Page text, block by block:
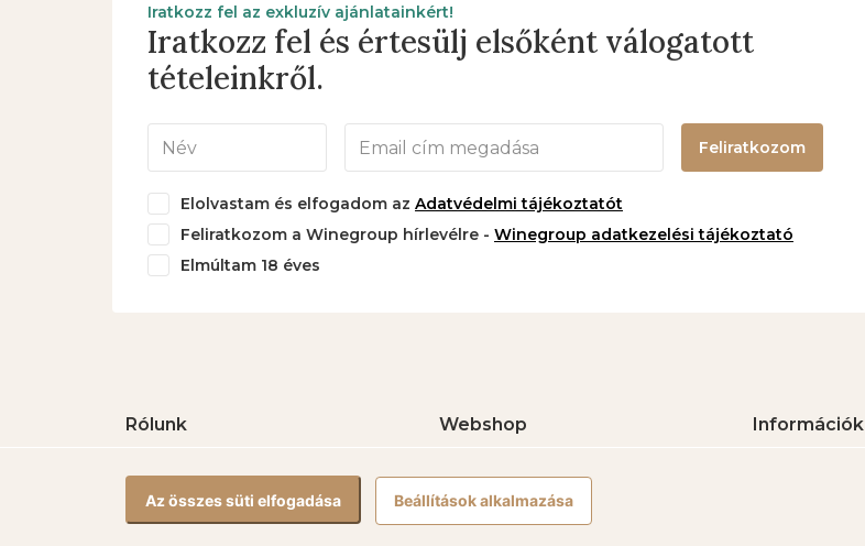
Iratkozz fel az exkluzív ajánlatainkért!
Iratkozz fel és értesülj elsőként válogatott
tételeinkről.
Feliratkozom
Elolvastam és elfogadom az Adatvédelmi tájékoztatót
Feliratkozom a Winegroup hírlevélre - Winegroup adatkezelési tájékoztató
Elmúltam 18 éves
Rólunk Webshop
Vörösborok
Rozéborok
Információk
Az összes süti elfogadása Beállítások alkalmazása